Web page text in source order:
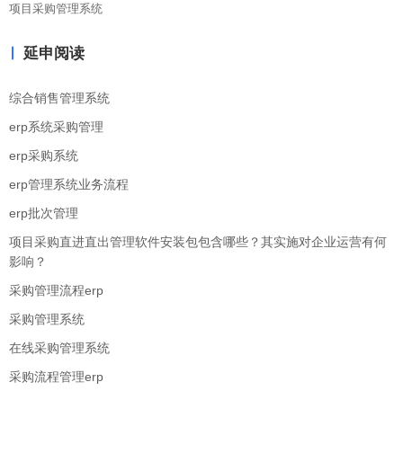
项目采购管理系统
延申阅读
综合销售管理系统
erp系统采购管理
erp采购系统
erp管理系统业务流程
erp批次管理
项目采购直进直出管理软件安装包包含哪些？其实施对企业运营有何
影响？
采购管理流程erp
采购管理系统
在线采购管理系统
采购流程管理erp